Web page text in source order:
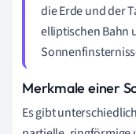
die Erde und der
elliptischen Bahn
Merkmale einer
Es gibt